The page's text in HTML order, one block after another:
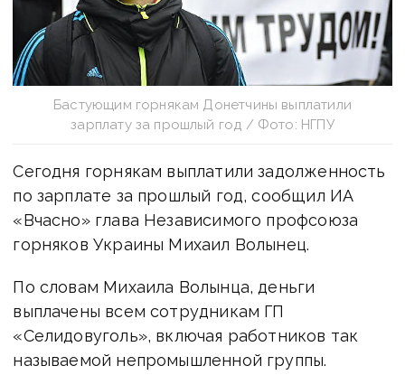
Бастующим горнякам Донетчины выплатили
зарплату за прошлый год / Фото: НГПУ
Сегодня горнякам выплатили задолженность
по зарплате за прошлый год, сообщил ИА
«Вчасно» глава Независимого профсоюза
горняков Украины Михаил Волынец.
По словам Михаила Волынца, деньги
выплачены всем сотрудникам ГП
«Селидовуголь», включая работников так
называемой непромышленной группы.